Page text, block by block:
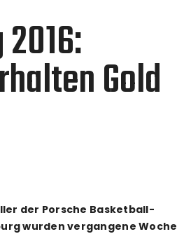
Gold
der Porsche Basketball-
wurden vergangene Woche